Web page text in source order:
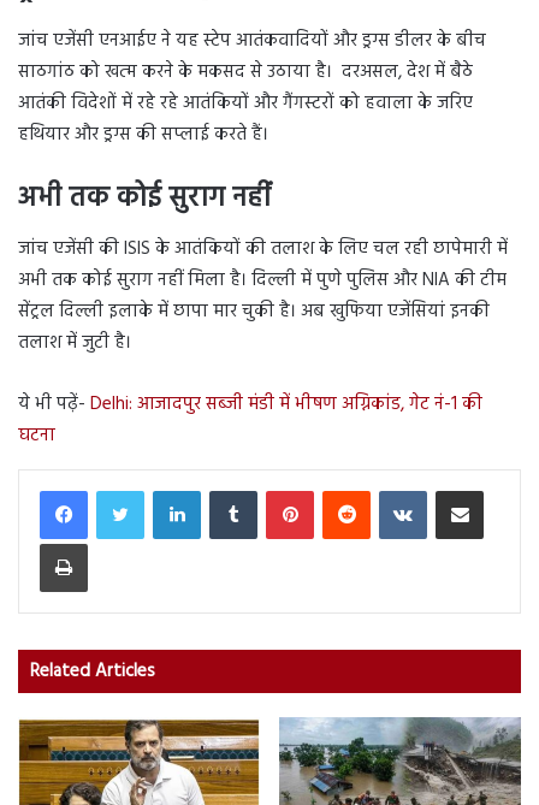
जांच एजेंसी एनआईए ने यह स्टेप आतंकवादियों और ड्रग्स डीलर के बीच
साठगांठ को खत्म करने के मकसद से उठाया है। दरअसल, देश में बैठे
आतंकी विदेशों में रहे रहे आतंकियों और गैंगस्टरों को हवाला के जरिए
हथियार और ड्रग्स की सप्लाई करते हैं।
अभी तक कोई सुराग नहीं
जांच एजेंसी की ISIS के आतंकियों की तलाश के लिए चल रही छापेमारी में
अभी तक कोई सुराग नहीं मिला है। दिल्ली में पुणे पुलिस और NIA की टीम
सेंट्रल दिल्ली इलाके में छापा मार चुकी है। अब खुफिया एजेंसियां इनकी
तलाश में जुटी है।
ये भी पढ़ें- Delhi: आजादपुर सब्जी मंडी में भीषण अग्निकांड, गेट नं-1 की
घटना
LinkedInTumblr PinterestReddit VKontakteShare via Email
Print
Related Articles